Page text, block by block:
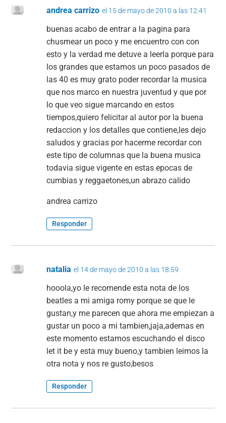
andrea carrizo el 15 de mayo de 2010 a las 12:41
buenas acabo de entrar a la pagina para
chusmear un poco y me encuentro con con
esto y la verdad me detuve a leerla porque para
los grandes que estamos un poco pasados de
las 40 es muy grato poder recordar la musica
que nos marco en nuestra juventud y que por
lo que veo sigue marcando en estos
tiempos,quiero felicitar al autor por la buena
redaccion y los detalles que contiene,les dejo
saludos y gracias por hacerme recordar con
este tipo de columnas que la buena musica
todavia sigue vigente en estas epocas de
cumbias y reggaetones,un abrazo calido
andrea carrizo
Responder
natalia el 14 de mayo de 2010 a las 18:59
hooola,yo le recomende esta nota de los
beatles a mi amiga romy porque se que le
gustan,y me parecen que ahora me empiezan a
gustar un poco a mi tambien,jaja,ademas en
este momento estamos escuchando el disco
let it be y esta muy bueno,y tambien leimos la
otra nota y nos re gusto,besos
Responder